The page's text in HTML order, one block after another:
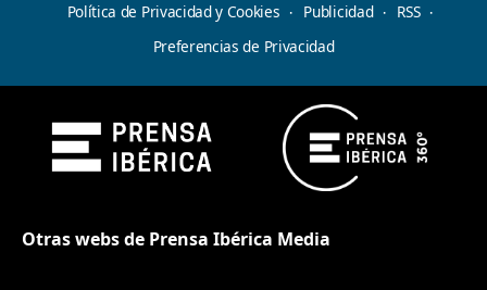
Política de Privacidad y Cookies
Publicidad
RSS
Preferencias de Privacidad
Otras webs de Prensa Ibérica Media